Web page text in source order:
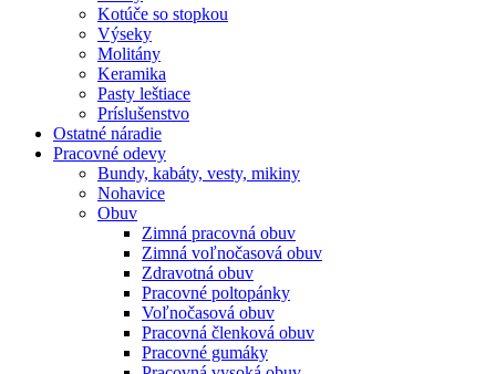
Kotúče so stopkou
Výseky
Molitány
Keramika
Pasty leštiace
Príslušenstvo
Ostatné náradie
Pracovné odevy
Bundy, kabáty, vesty, mikiny
Nohavice
Obuv
Zimná pracovná obuv
Zimná voľnočasová obuv
Zdravotná obuv
Pracovné poltopánky
Voľnočasová obuv
Pracovná členková obuv
Pracovné gumáky